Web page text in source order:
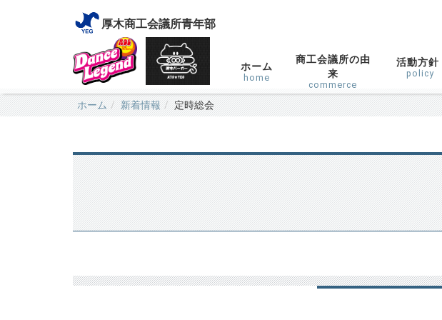
厚木商工会議所青年部
ホーム
home
商工会議所の由
来
commerce
活動方針
policy
ホーム
新着情報 定時総会